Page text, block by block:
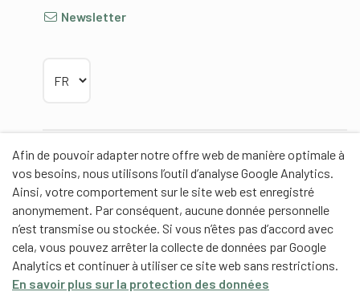
Afin de pouvoir adapter notre offre web de manière optimale à
vos besoins, nous utilisons l’outil d’analyse Google Analytics.
Ainsi, votre comportement sur le site web est enregistré
anonymement. Par conséquent, aucune donnée personnelle
n’est transmise ou stockée. Si vous n’êtes pas d’accord avec
cela, vous pouvez arrêter la collecte de données par Google
Analytics et continuer à utiliser ce site web sans restrictions.
En savoir plus sur la protection des données
Newsletter
Partenaires
Partenaires de contenus
Haute école fédérale de sport de Macolin HEFSM